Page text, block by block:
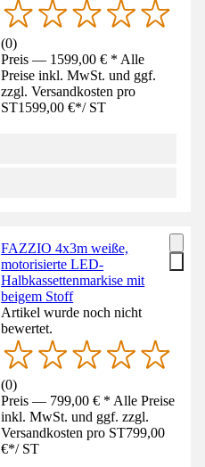
(0)
Preis — 1599,00 € * Alle
Preise inkl. MwSt. und ggf.
zzgl. Versandkosten pro
ST1599,00 €*/ ST
FAZZIO 4x3m weiße,
motorisierte LED-
Halbkassettenmarkise mit
beigem Stoff
Artikel wurde noch nicht
bewertet.
(0)
Preis — 799,00 € * Alle Preise
inkl. MwSt. und ggf. zzgl.
Versandkosten pro ST799,00
€*/ ST